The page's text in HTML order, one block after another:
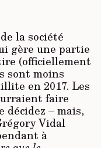
la société
gère une partie
(officiellement
sont moins
en 2017. Les
faire
décidez – mais,
Vidal
à